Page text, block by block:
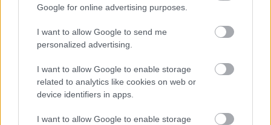
Google for online advertising purposes.
I want to allow Google to send me
personalized advertising.
I want to allow Google to enable storage
related to analytics like cookies on web or
device identifiers in apps.
I want to allow Google to enable storage
MITT BÄSTA MINNE FRÅN KARRIÄREN:
Skriver tre:
VM Falun, helheten
När jag tog alla guld under JSM 2012
Skandinavisk cup Meråker 2014